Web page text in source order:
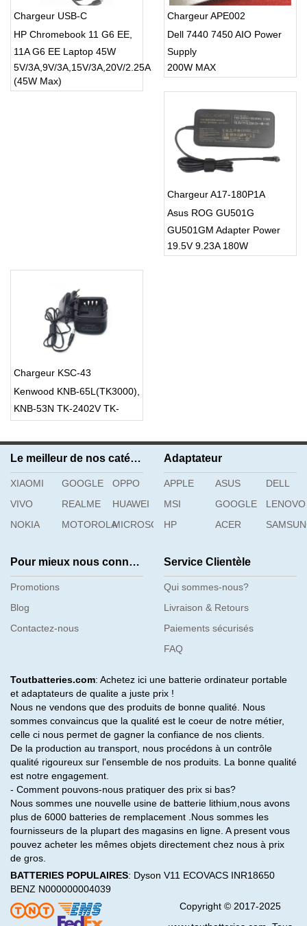
Chargeur USB-C
HP Chromebook 11 G6 EE,
11A G6 EE Laptop 45W
5V/3A,9V/3A,15V/3A,20V/2.25A
(45W Max)
Chargeur APE002
Dell 7440 7450 AIO Power
Supply
200W MAX
Chargeur A17-180P1A
Asus ROG GU501G
GU501GM Adapter Power
Supply
19.5V 9.23A 180W
Chargeur KSC-43
Kenwood KNB-65L(TK3000),
KNB-53N TK-2402V TK-
Le meilleur de nos catégories
XIAOMI GOOGLE
OPPO
VIVO
REALME
HUAWEI
NOKIA
MOTOROLAMICROSOFT
Adaptateur
APPLE ASUS
DELL
MSI
GOOGLE
LENOVO
HP
ACER
Pour mieux nous connaître
Promotions
Blog
Contactez-nous
Service Clientèle
Qui sommes-nous?
Livraison & Retours
Paiements sécurisés
FAQ
Toutbatteries.com: Achetez ici une batterie ordinateur portable
et adaptateurs de qualite a juste prix !
Nous ne vendons que des produits de bonne qualité. Nous
sommes convaincus que la qualité est le coeur de notre métier,
celle ci nous permet de gagner la confiance de nos clients.
De la production au transport, nous procédons à un contrôle
qualité rigoureux sur l'ensemble de nos produits. La bonne qualité
est notre engagement.
- Comment pouvons-nous pratiquer des prix si bas?
Nous sommes une nouvelle usine de batterie lithium,nous avons
plus de 6000 batteries de remplacement .Nous sommes les
fournisseurs de la plupart des magasins en ligne. A present vous
pouvez acheter les mêmes objets directement chez nous à prix
de gros.
BATTERIES POPULAIRES: Dyson V11 ECOVACS INR18650
BENZ N000000004039
Copyright © 2017-2025